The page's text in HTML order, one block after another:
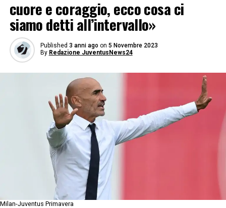
cuore e coraggio, ecco cosa ci
siamo detti all’intervallo»
Published 3 anni ago on 5 Novembre 2023
By Redazione JuventusNews24
Milan-Juventus Primavera